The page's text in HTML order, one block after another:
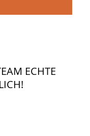
ECHTE